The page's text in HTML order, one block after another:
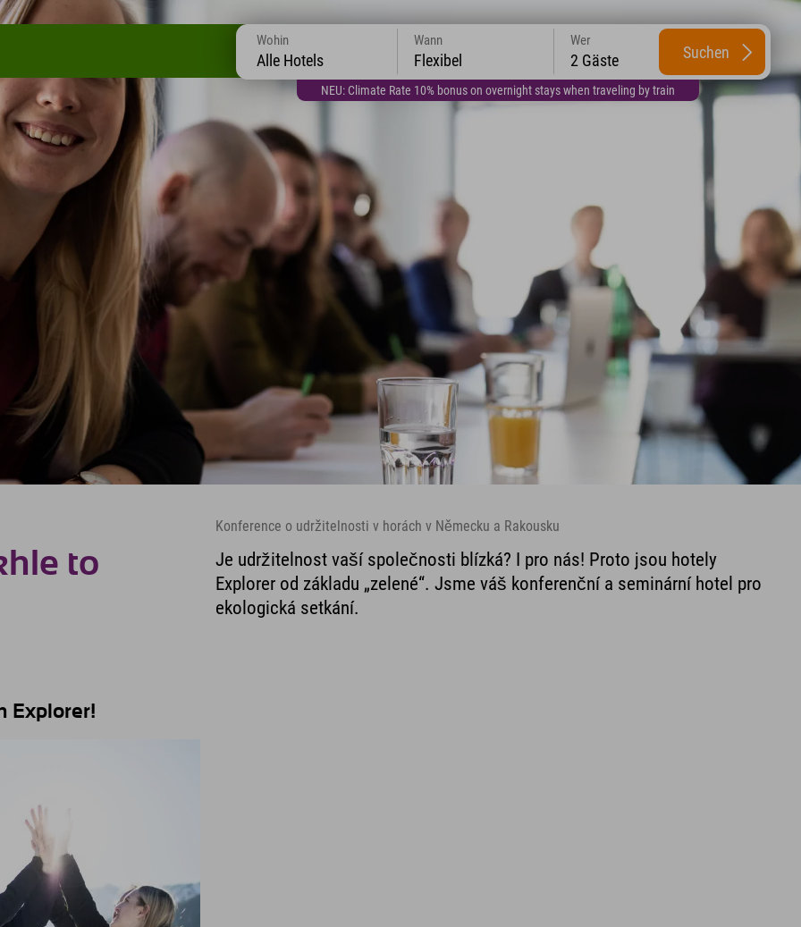
NEU: Climate Rate 10% bonus on overnight stays when traveling by train
Wohin
Alle Hotels
Wann
Flexibel
Wer
2 Gäste Suchen
to
Konference o udržitelnosti v horách v Německu a Rakousku
Je udržitelnost vaší společnosti blízká? I pro nás! Proto jsou hotely
Explorer od základu „zelené“. Jsme váš konferenční a seminární hotel pro
ekologická setkání.
Explorer!